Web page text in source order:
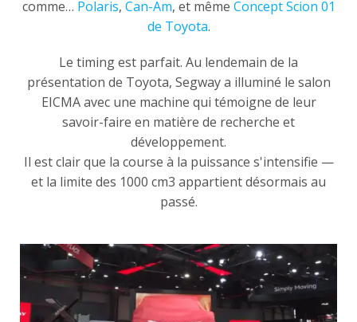
comme… Polaris, Can-Am, et même Concept Scion 01
de Toyota.
Le timing est parfait. Au lendemain de la
présentation de Toyota, Segway a illuminé le salon
EICMA avec une machine qui témoigne de leur
savoir-faire en matière de recherche et
développement.
Il est clair que la course à la puissance s'intensifie —
et la limite des 1000 cm3 appartient désormais au
passé.